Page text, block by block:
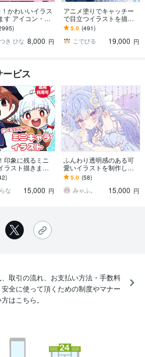
かわいいイラス
す アイコン・ミ
・４コマ・立ち
ード納品しま
き ひな 8,000 円
アニメ塗りでキャッチー
で目立つイラストを描き
ます 動画用、スチル、ア
イコン等、目を引くイラ
ストをご希望の方に！
5.0 (491)
こでびる
19,000 円
ビス
印象に残るミニ
ラスト描きます
画・グッズに！
わせて選べる、
3プラン
な
15,000 円
ふんわり透明感のある可
愛いイラストを制作しま
す ☆サムネ、おはV、ボ
カロMV、歌ってみた☆商
用利用込み◎
5.0 (58)
みゃふ。
15,000 円
取引の流れ、お支払い方法・手数料
全に使って頂くための制度やマナー
はこちら。